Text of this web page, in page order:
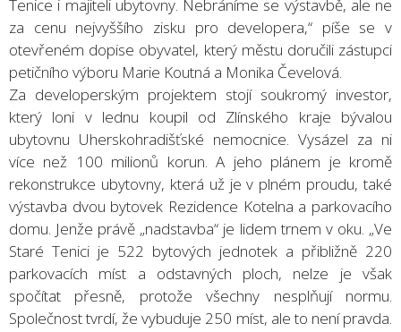
Tenice i majiteli ubytovny. Nebráníme se výstavbě, ale ne
za cenu nejvyššího zisku pro developera,“ píše se v
otevřeném dopise obyvatel, který městu doručili zástupci
petičního výboru Marie Koutná a Monika Čevelová.
Za developerským projektem stojí soukromý investor,
který loni v lednu koupil od Zlínského kraje bývalou
ubytovnu Uherskohradišťské nemocnice. Vysázel za ni
více než 100 milionů korun. A jeho plánem je kromě
rekonstrukce ubytovny, která už je v plném proudu, také
výstavba dvou bytovek Rezidence Kotelna a parkovacího
domu. Jenže právě „nadstavba“ je lidem trnem v oku. „Ve
Staré Tenici je 522 bytových jednotek a přibližně 220
parkovacích míst a odstavných ploch, nelze je však
spočítat přesně, protože všechny nesplňují normu.
Společnost tvrdí, že vybuduje 250 míst, ale to není pravda.